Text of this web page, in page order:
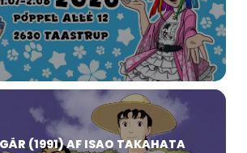
(1991) AF ISAO TAKAHATA